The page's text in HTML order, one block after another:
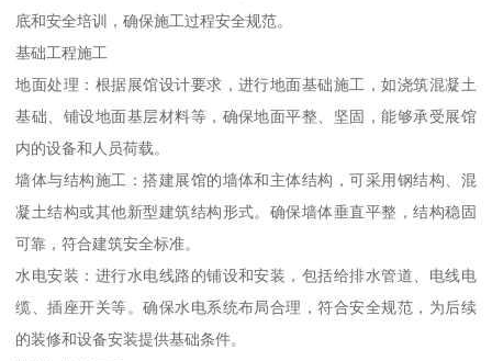
底和安全培训，确保施工过程安全规范。
基础工程施工
地面处理：根据展馆设计要求，进行地面基础施工，如浇筑混凝土
基础、铺设地面基层材料等，确保地面平整、坚固，能够承受展馆
内的设备和人员荷载。
墙体与结构施工：搭建展馆的墙体和主体结构，可采用钢结构、混
凝土结构或其他新型建筑结构形式。确保墙体垂直平整，结构稳固
可靠，符合建筑安全标准。
水电安装：进行水电线路的铺设和安装，包括给排水管道、电线电
缆、插座开关等。确保水电系统布局合理，符合安全规范，为后续
的装修和设备安装提供基础条件。